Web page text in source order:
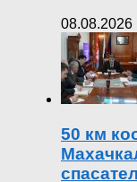
08.08.2026
50 км